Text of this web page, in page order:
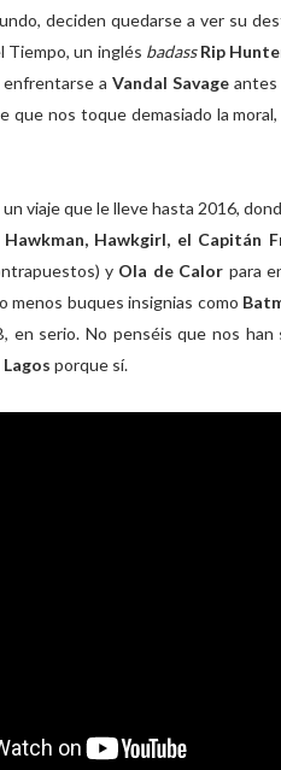
deciden quedarse a ver su
Tiempo, un inglés badassRip
a Vandal Savageantes
que nos toque demasiado la
viaje que le lleve hasta 2016,
Hawkman, Hawkgirl, el Capitán
y Ola de Calor para
menos buques insignias como
en serio. No penséis que nos
porque sí.